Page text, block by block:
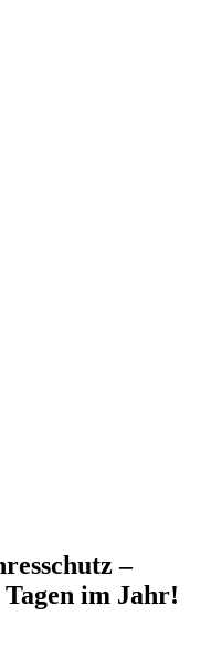
–
Tagen im Jahr!